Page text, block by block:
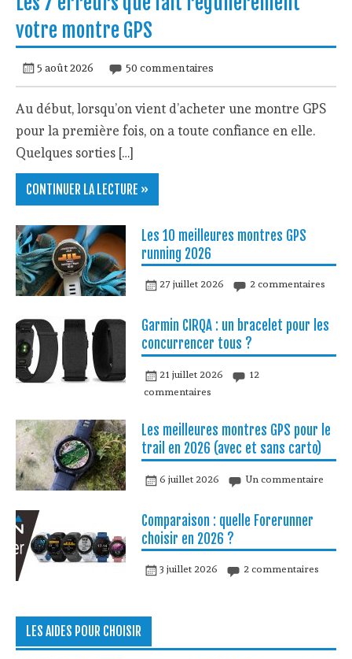
votre montre GPS
5 août 2026 50 commentaires
Au début, lorsqu’on vient d’acheter une montre GPS
pour la première fois, on a toute confiance en elle.
Quelques sorties […]
CONTINUER LA LECTURE »
Les 10 meilleures montres GPS
running 2026
27 juillet 2026 2 commentaires
Garmin CIRQA : un bracelet pour les
concurrencer tous ?
21 juillet 2026
12
commentaires
Les meilleures montres GPS pour le
trail en 2026 (avec et sans carto)
6 juillet 2026 Un commentaire
Comparaison : quelle Forerunner
choisir en 2026 ?
3 juillet 2026 2 commentaires
LES AIDES POUR CHOISIR